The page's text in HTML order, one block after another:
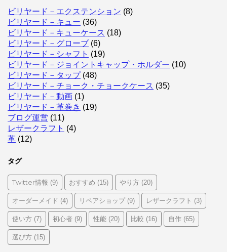
ビリヤード－エクステンション (8)
ビリヤード－キュー (36)
ビリヤード－キューケース (18)
ビリヤード－グローブ (6)
ビリヤード－シャフト (19)
ビリヤード－ジョイントキャップ・ホルダー (10)
ビリヤード－タップ(48)
ビリヤード－チョーク・チョークケース (35)
ビリヤード－動画 (1)
ビリヤード－革巻き (19)
ブログ運営 (11)
レザークラフト (4)
革 (12)
タグ
Twitter情報 (9) おすすめ (15) やり方 (20)
オーダーメイド (4) リペアショップ(9) レザークラフト (3)
使い方 (7) 初心者 (9) 性能 (20) 比較 (16) 自作 (65)
選び方 (15)